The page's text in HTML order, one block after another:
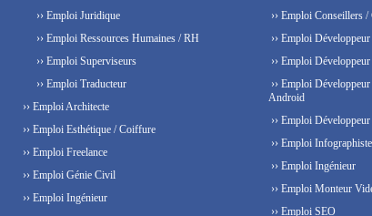
›› Emploi Juridique
›› Emploi Ressources Humaines / RH
›› Emploi Superviseurs
›› Emploi Traducteur
›› Emploi Architecte
›› Emploi Esthétique / Coiffure
›› Emploi Freelance
›› Emploi Génie Civil
›› Emploi Ingénieur
›› Emploi Conseillers
›› Emploi Développeur
›› Emploi
›› Emploi
Android
›› Emploi
›› Emploi
›› Emploi Ingénieur
›› Emploi Monteur
›› Emploi SEO